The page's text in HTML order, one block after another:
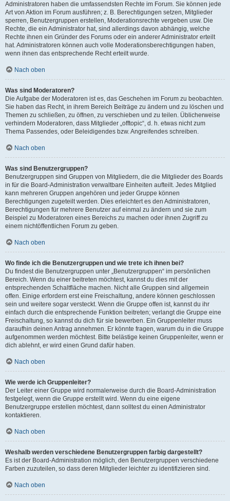
Administratoren haben die umfassendsten Rechte im Forum. Sie können jede
Art von Aktion im Forum ausführen; z. B. Berechtigungen setzen, Mitglieder
sperren, Benutzergruppen erstellen, Moderationsrechte vergeben usw. Die
Rechte, die ein Administrator hat, sind allerdings davon abhängig, welche
Rechte ihnen ein Gründer des Forums oder ein anderer Administrator erteilt
hat. Administratoren können auch volle Moderationsberechtigungen haben,
wenn ihnen das entsprechende Recht erteilt wurde.
Nach oben
Was sind Moderatoren?
Die Aufgabe der Moderatoren ist es, das Geschehen im Forum zu beobachten.
Sie haben das Recht, in ihrem Bereich Beiträge zu ändern und zu löschen und
Themen zu schließen, zu öffnen, zu verschieben und zu teilen. Üblicherweise
verhindern Moderatoren, dass Mitglieder „offtopic“, d. h. etwas nicht zum
Thema Passendes, oder Beleidigendes bzw. Angreifendes schreiben.
Nach oben
Was sind Benutzergruppen?
Benutzergruppen sind Gruppen von Mitgliedern, die die Mitglieder des Boards
in für die Board-Administration verwaltbare Einheiten aufteilt. Jedes Mitglied
kann mehreren Gruppen angehören und jeder Gruppe können
Berechtigungen zugeteilt werden. Dies erleichtert es den Administratoren,
Berechtigungen für mehrere Benutzer auf einmal zu ändern und sie zum
Beispiel zu Moderatoren eines Bereichs zu machen oder ihnen Zugriff zu
einem nichtöffentlichen Forum zu geben.
Nach oben
Wo finde ich die Benutzergruppen und wie trete ich ihnen bei?
Du findest die Benutzergruppen unter „Benutzergruppen“ im persönlichen
Bereich. Wenn du einer beitreten möchtest, kannst du dies mit der
entsprechenden Schaltfläche machen. Nicht alle Gruppen sind allgemein
offen. Einige erfordern erst eine Freischaltung, andere können geschlossen
sein und weitere sogar versteckt. Wenn die Gruppe offen ist, kannst du ihr
einfach durch die entsprechende Funktion beitreten; verlangt die Gruppe eine
Freischaltung, so kannst du dich für sie bewerben. Ein Gruppenleiter muss
daraufhin deinen Antrag annehmen. Er könnte fragen, warum du in die Gruppe
aufgenommen werden möchtest. Bitte belästige keinen Gruppenleiter, wenn er
dich ablehnt, er wird einen Grund dafür haben.
Nach oben
Wie werde ich Gruppenleiter?
Der Leiter einer Gruppe wird normalerweise durch die Board-Administration
festgelegt, wenn die Gruppe erstellt wird. Wenn du eine eigene
Benutzergruppe erstellen möchtest, dann solltest du einen Administrator
kontaktieren.
Nach oben
Weshalb werden verschiedene Benutzergruppen farbig dargestellt?
Es ist der Board-Administration möglich, den Benutzergruppen verschiedene
Farben zuzuteilen, so dass deren Mitglieder leichter zu identifizieren sind.
Nach oben